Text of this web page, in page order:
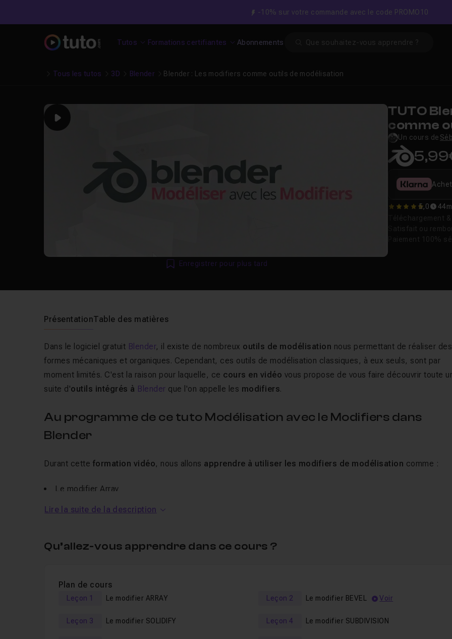
-10% sur votre commande avec le code PROMO10
Tutos Formations certifiantes Abonnements
Tous les tutos 3D Blender Blender : Les modifiers comme outils de modélisation
Play
Enregistrer pour plus tard
TUTO
comme
Un cours de
5 5,0
PrésentationTable des matières
Dans le logiciel gratuit Blender, il existe de nombreux outils de modélisation nous permettant de réaliser des
formes mécaniques et organiques. Cependant, ces outils de modélisation classiques, à eux seuls, sont par
moment limités. C'est la raison pour laquelle, ce cours en vidéo vous propose de vous faire découvrir toute
suite d'outils intégrés à Blender que l'on appelle les modifiers.
Au programme de ce tuto Modélisation avec le Modifiers dans
Blender
Durant cette formation vidéo, nous allons apprendre à utiliser les modifiers de modélisation comme :
Le modifier Array
Le modifier
Subdivision surface
Tous ces outils vous permettront de
développer de nouvelles compétences en terme de modélisation
Blender est recommandée.
Lire la suite de la description
Qu’allez-vous apprendre dans ce cours ?
Plan de cours
Leçon 1 Le modifier ARRAY Leçon 2 Le modifier BEVEL Voir
Leçon 3 Le modifier SOLIDIFY Leçon 4 Le modifier SUBDIVISION